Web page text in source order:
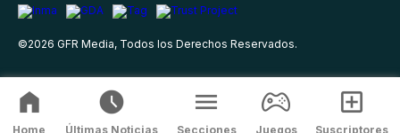
©2026 GFR Media, Todos los Derechos Reservados.
Home Últimas Noticias Secciones Juegos Suscriptores